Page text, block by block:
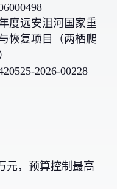
度远安沮河国家重
恢复项目（两栖爬
2026-00228
元，预算控制最高